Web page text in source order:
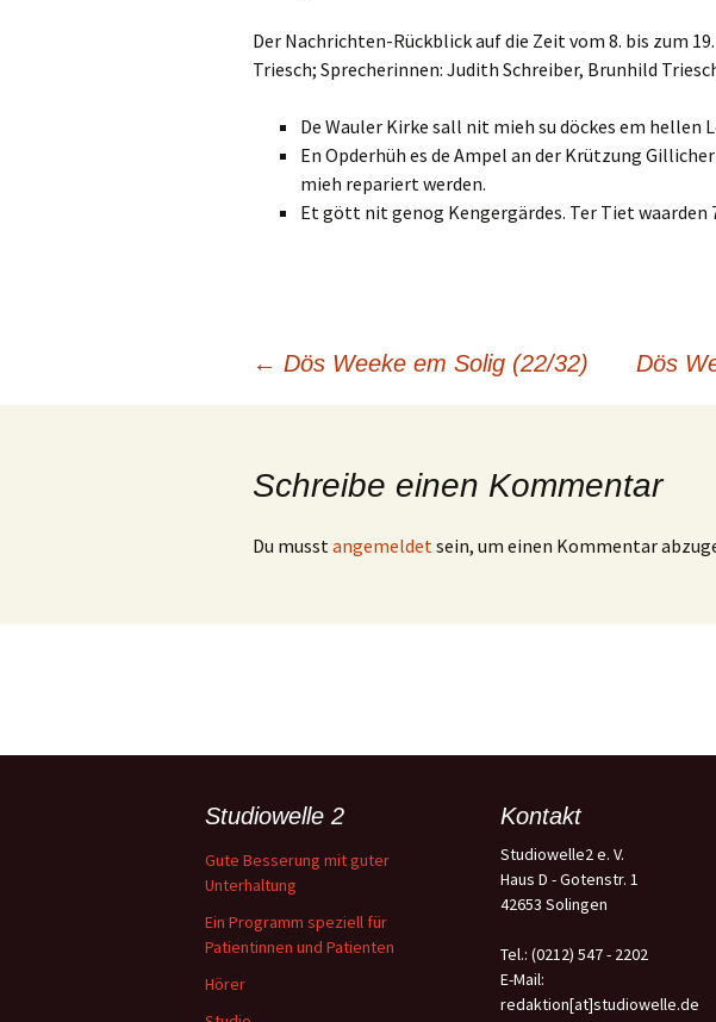
LINK
EMBED
Der Nachrichten-Rückblick auf die Zeit vom 8. bis zum
Triesch; Sprecherinnen: Judith Schreiber, Brunhild
De Wauler Kirke sall nit mieh su döckes em hellen
En Opderhüh es de Ampel an der Krützung
mieh repariert werden.
Et gött nit genog Kengergärdes. Ter Tiet waarden
Beitragsnavigation
← Dös Weeke em Solig (22/32) Dös
Schreibe einen Kommentar
Du musstangemeldetsein, um einen Kommentar
Studiowelle 2
Gute Besserung mit guter
Unterhaltung
Ein Programm speziell für
Patientinnen und Patienten
Hörer
Kontakt
Studiowelle2 e. V.
Haus D - Gotenstr. 1
42653 Solingen
Tel.: (0212) 547 - 2202
E-Mail:
redaktion[at]studiowelle.de